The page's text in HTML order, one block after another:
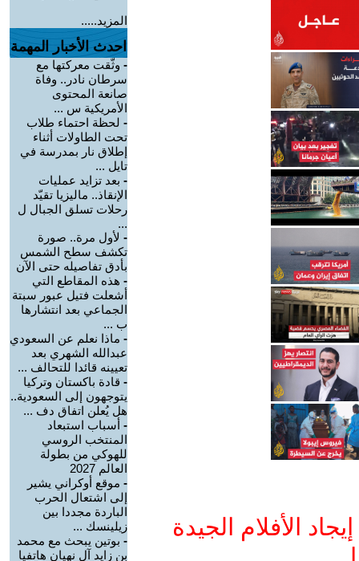
الأفلام الجيدة
المزيد.....
احدث الأخبار المهمة
- وثّقت معركتها مع
سرطان نادر.. وفاة
صانعة المحتوى
الأمريكية س ...
- لحظة احتماء طلاب
تحت الطاولات أثناء
إطلاق نار بمدرسة في
تايل ...
- بعد تزايد عمليات
الإنقاذ.. ماليزيا تقيّد
رحلات تسلق الجبال ل
...
- لأول مرة.. صورة
تكشف سطح الشمس
بأدق تفاصيله حتى الآن
- هذه المقاطع التي
أشعلت فتيل عبور سبتة
الجماعي بعد انتشارها
ب ...
- ماذا نعلم عن السعودي
عبدالله الشهري بعد
تعيينه قائدا للتحالف ...
- قادة باكستان وتركيا
يتوجهون إلى السعودية..
هل يُعلن اتفاق دف ...
- أسباب استبعاد
المنتخب الروسي
للهوكي من بطولة
العالم 2027
- موقع أوكراني يشير
إلى اشتعال الحرب
الباردة مجددا بين
زيلينسك ...
- بوتين يبحث مع محمد
بن زايد آل نهيان هاتفيا